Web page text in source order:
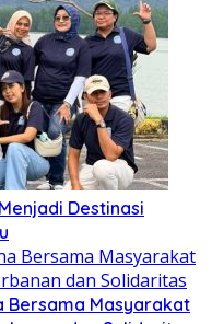
Destinasi
Bersama Masyarakat